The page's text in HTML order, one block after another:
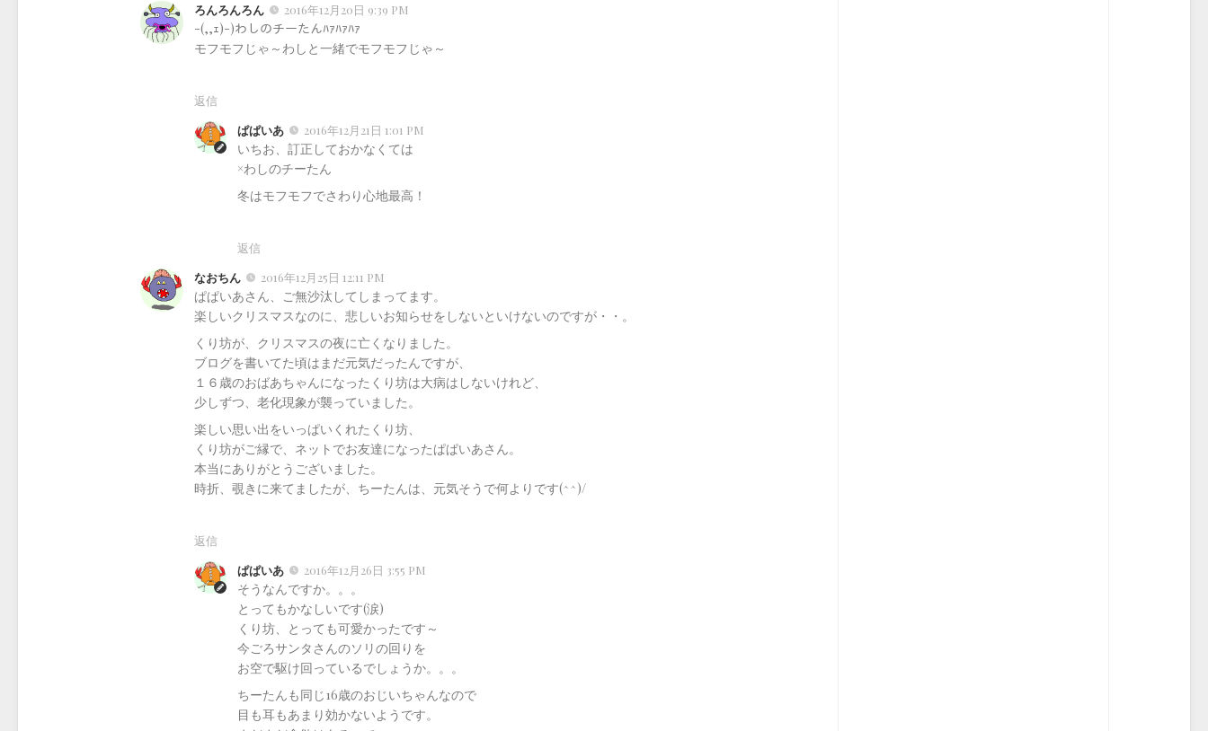
ろんろんろん 2016年12月20日 9:39 PM
-(,,ｪ)-)わしのチーたんﾊｧﾊｧﾊｧ
モフモフじゃ～わしと一緒でモフモフじゃ～
返信
ぱぱいあ
2016年12月21日 1:01 PM
いちお、訂正しておかなくては
×わしのチーたん
冬はモフモフでさわり心地最高！
返信
なおちん
2016年12月25日 12:11 PM
ぱぱいあさん、ご無沙汰してしまってます。
楽しいクリスマスなのに、悲しいお知らせをしないといけないのですが・・。
くり坊が、クリスマスの夜に亡くなりました。
ブログを書いてた頃はまだ元気だったんですが、
１６歳のおばあちゃんになったくり坊は大病はしないけれど、
少しずつ、老化現象が襲っていました。
楽しい思い出をいっぱいくれたくり坊、
くり坊がご縁で、ネットでお友達になったぱぱいあさん。
本当にありがとうございました。
時折、覗きに来てましたが、ちーたんは、元気そうで何よりです(^^)/
返信
ぱぱいあ
2016年12月26日 3:55 PM
そうなんですか。。。
とってもかなしいです(涙)
くり坊、とっても可愛かったです～
今ごろサンタさんのソリの回りを
お空で駆け回っているでしょうか。。。
ちーたんも同じ16歳のおじいちゃんなので
目も耳もあまり効かないようです。